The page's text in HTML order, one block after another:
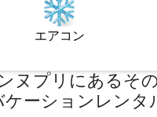
エアコン
ヌプリにあるそ
ケーションレンタ